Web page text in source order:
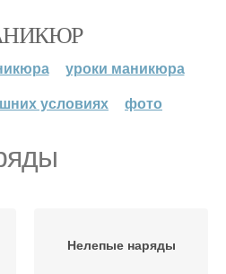
уроки маникюра
условиях
фото
Нелепые наряды